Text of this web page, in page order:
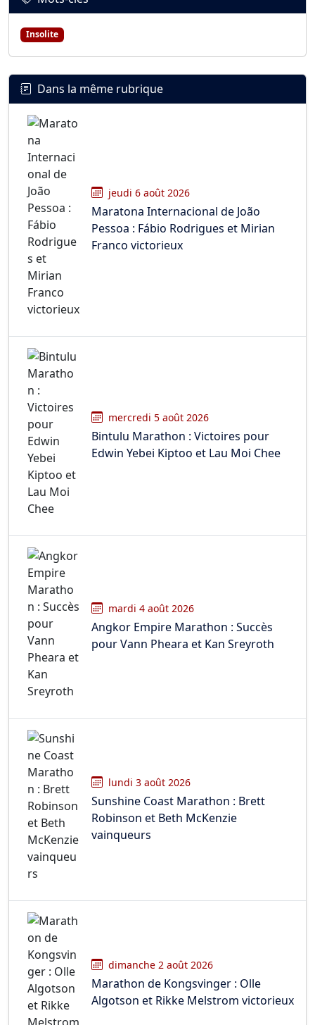
Insolite
Dans la même rubrique
jeudi 6 août 2026
Maratona Internacional de João
Pessoa : Fábio Rodrigues et Mirian
Franco victorieux
mercredi 5 août 2026
Bintulu Marathon : Victoires pour
Edwin Yebei Kiptoo et Lau Moi Chee
mardi 4 août 2026
Angkor Empire Marathon : Succès
pour Vann Pheara et Kan Sreyroth
lundi 3 août 2026
Sunshine Coast Marathon : Brett
Robinson et Beth McKenzie
vainqueurs
dimanche 2 août 2026
Marathon de Kongsvinger : Olle
Algotson et Rikke Melstrom victorieux